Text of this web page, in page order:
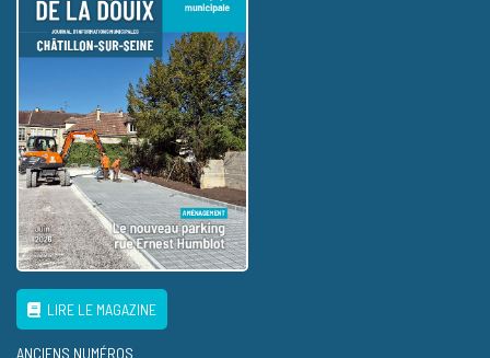
LIRE LE MAGAZINE
ANCIENS NUMÉROS